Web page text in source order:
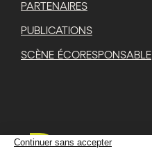
PARTENAIRES
PUBLICATIONS
SCÈNE ÉCORESPONSABLE